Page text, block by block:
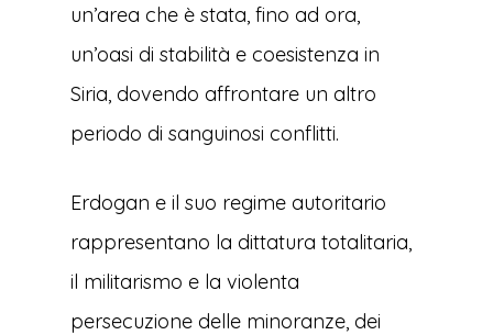
un’area che è stata, fino ad ora,
un’oasi di stabilità e coesistenza in
Siria, dovendo affrontare un altro
periodo di sanguinosi conflitti.
Erdogan e il suo regime autoritario
rappresentano la dittatura totalitaria,
il militarismo e la violenta
persecuzione delle minoranze, dei